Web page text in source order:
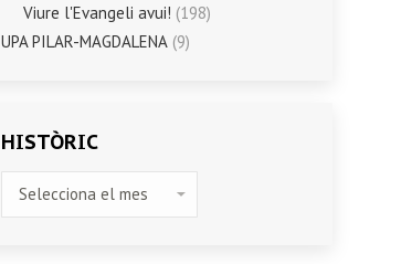
Viure l'Evangeli avui! (198)
UPA PILAR-MAGDALENA (9)
HISTÒRIC